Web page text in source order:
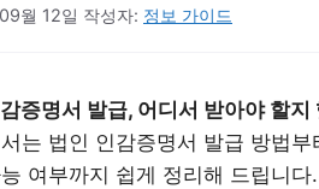
월 12일 작성자: 정보 가이드
증명서 발급, 어디서 받아야 할지
는 법인 인감증명서 발급 방법
여부까지 쉽게 정리해 드립니